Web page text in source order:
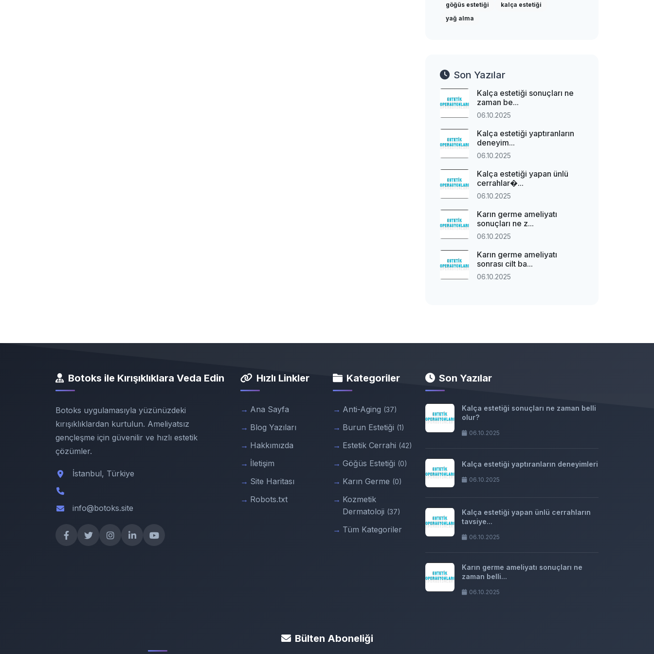
göğüs estetiği
kalça estetiği
yağ alma
Son Yazılar
Kalça estetiği sonuçları ne
zaman be...
06.10.2025
Kalça estetiği yaptıranların
deneyim...
06.10.2025
Kalça estetiği yapan ünlü
cerrahlar�...
06.10.2025
Karın germe ameliyatı
sonuçları ne z...
06.10.2025
Karın germe ameliyatı
sonrası cilt ba...
06.10.2025
Botoks ile Kırışıklıklara Veda Edin
Botoks uygulamasıyla yüzünüzdeki
kırışıklıklardan kurtulun. Ameliyatsız
gençleşme için güvenilir ve hızlı estetik
çözümler.
İstanbul, Türkiye
info@botoks.site
Hızlı Linkler
Ana Sayfa
Blog Yazıları
Hakkımızda
İletişim
Site Haritası
Robots.txt
Kategoriler
Anti-Aging (37)
Burun Estetiği (1)
Estetik Cerrahi (42)
Göğüs Estetiği (0)
Karın Germe (0)
Kozmetik
Dermatoloji (37)
Tüm Kategoriler
Son Yazılar
Kalça estetiği sonuçları ne zaman belli
olur?
06.10.2025
Kalça estetiği yaptıranların deneyimleri
06.10.2025
Kalça estetiği yapan ünlü cerrahların
tavsiye...
06.10.2025
Karın germe ameliyatı sonuçları ne
zaman belli...
06.10.2025
Bülten Aboneliği